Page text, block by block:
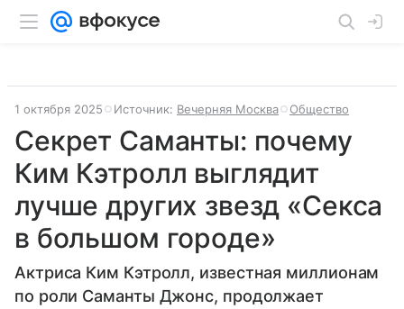
1 октября 2025 Источник: Вечерняя Москва Общество
Секрет Саманты: почему
Ким Кэтролл выглядит
лучше других звезд «Секса
в большом городе»
Актриса Ким Кэтролл, известная миллионам
по роли Саманты Джонс, продолжает